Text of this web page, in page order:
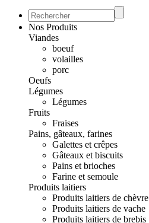
Nos Produits
Viandes
boeuf
volailles
porc
Oeufs
Légumes
Légumes
Fruits
Fraises
Pains, gâteaux, farines
Galettes et crêpes
Gâteaux et biscuits
Pains et brioches
Farine et semoule
Produits laitiers
Produits laitiers de chèvre
Produits laitiers de vache
Produits laitiers de brebis